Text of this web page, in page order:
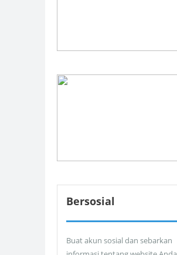
Bersosial
Buat akun sosial dan sebarkan